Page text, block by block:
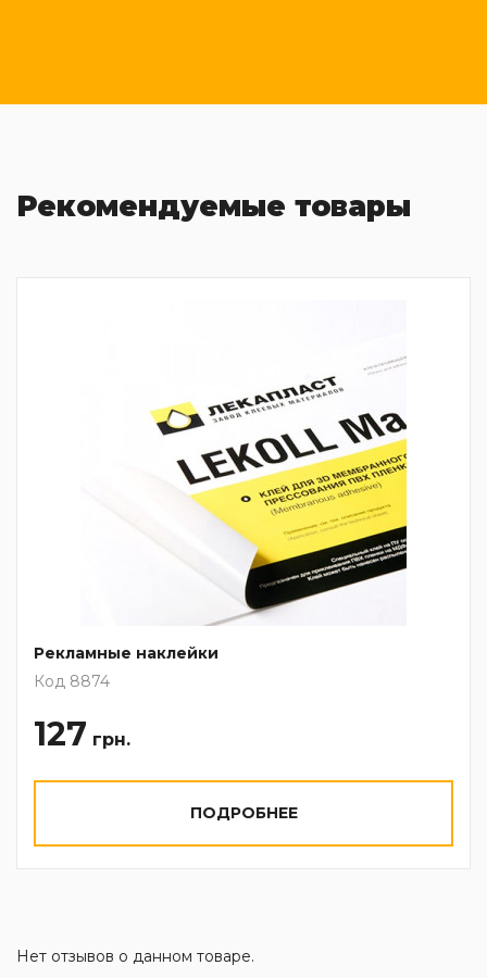
Рекомендуемые товары
Рекламные наклейки
Код 8874
127 грн.
ПОДРОБНЕЕ
Нет отзывов о данном товаре.